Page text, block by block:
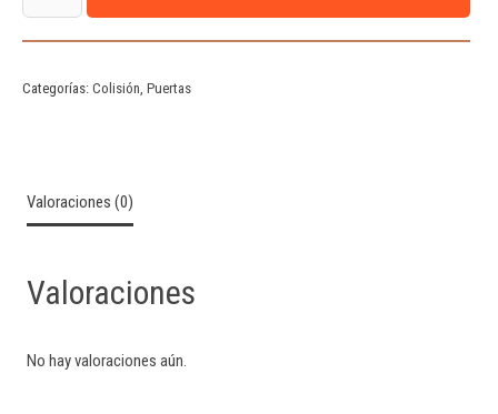
Categorías: Colisión, Puertas
Valoraciones (0)
Valoraciones
No hay valoraciones aún.